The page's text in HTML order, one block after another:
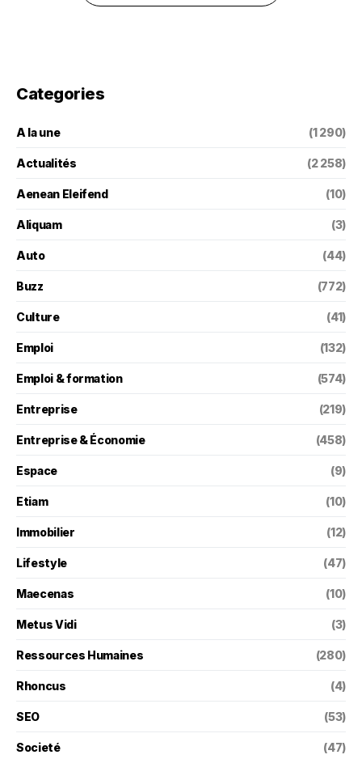
Categories
A la une (1 290)
Actualités (2 258)
Aenean Eleifend (10)
Aliquam (3)
Auto (44)
Buzz (772)
Culture (41)
Emploi (132)
Emploi & formation (574)
Entreprise (219)
Entreprise & Économie (458)
Espace (9)
Etiam (10)
Immobilier (12)
Lifestyle (47)
Maecenas (10)
Metus Vidi (3)
Ressources Humaines (280)
Rhoncus (4)
SEO (53)
Societé (47)